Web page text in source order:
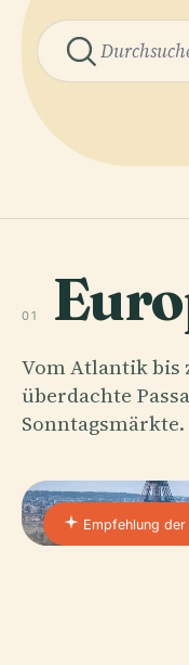
01
Vom Atlantik bis
überdachte
Sonntagsmärkte.
Empfehlung